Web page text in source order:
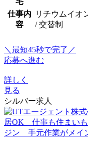
仕事内
容
リチウムイオ
/ 交替制
＼最短45秒で完了／
応募へ進む
詳しく
見る
シルバー求人